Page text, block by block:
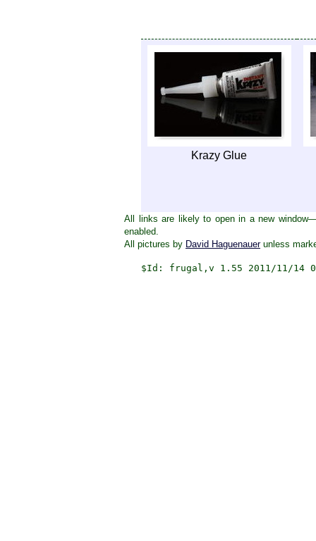
Krazy Glue
All links are likely to open in a new
enabled.
All pictures by David Haguenauerunless
$Id: frugal,v 1.55 2011/11/14